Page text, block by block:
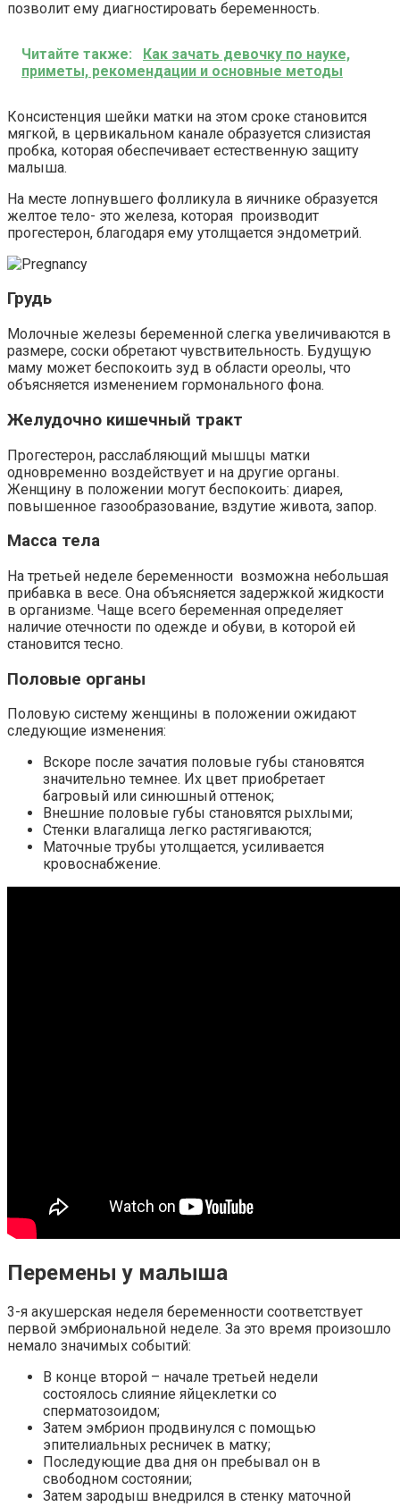
позволит ему диагностировать беременность.
Читайте также:
Как зачать девочку по науке,
приметы, рекомендации и основные методы
Консистенция шейки матки на этом сроке становится
мягкой, в цервикальном канале образуется слизистая
пробка, которая обеспечивает естественную защиту
малыша.
На месте лопнувшего фолликула в яичнике образуется
желтое тело- это железа, которая производит
прогестерон, благодаря ему утолщается эндометрий.
Грудь
Молочные железы беременной слегка увеличиваются в
размере, соски обретают чувствительность. Будущую
маму может беспокоить зуд в области ореолы, что
объясняется изменением гормонального фона.
Желудочно кишечный тракт
Прогестерон, расслабляющий мышцы матки
одновременно воздействует и на другие органы.
Женщину в положении могут беспокоить: диарея,
повышенное газообразование, вздутие живота, запор.
Масса тела
На третьей неделе беременности возможна небольшая
прибавка в весе. Она объясняется задержкой жидкости
в организме. Чаще всего беременная определяет
наличие отечности по одежде и обуви, в которой ей
становится тесно.
Половые органы
Половую систему женщины в положении ожидают
следующие изменения:
Вскоре после зачатия половые губы становятся
значительно темнее. Их цвет приобретает
багровый или синюшный оттенок;
Внешние половые губы становятся рыхлыми;
Стенки влагалища легко растягиваются;
Маточные трубы утолщается, усиливается
кровоснабжение.
Перемены у малыша
3-я акушерская неделя беременности соответствует
первой эмбриональной неделе. За это время произошло
немало значимых событий:
В конце второй – начале третьей недели
состоялось слияние яйцеклетки со
сперматозоидом;
Затем эмбрион продвинулся с помощью
эпителиальных ресничек в матку;
Последующие два дня он пребывал он в
свободном состоянии;
Затем зародыш внедрился в стенку маточной